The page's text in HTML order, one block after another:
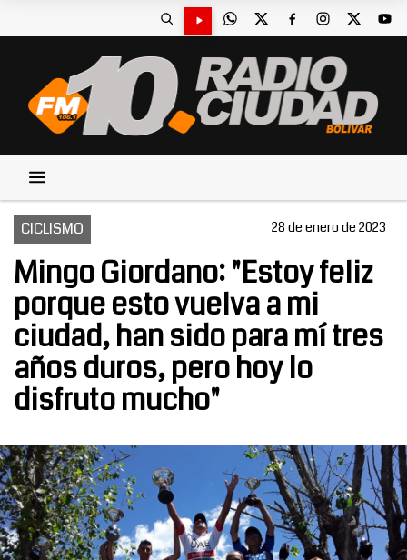
CICLISMO 28 de enero de 2023
Mingo Giordano: "Estoy feliz
porque esto vuelva a mi
ciudad, han sido para mí tres
años duros, pero hoy lo
disfruto mucho"